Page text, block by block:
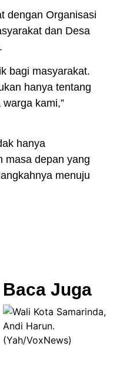
dengan Organisasi
dan Desa
bagi masyarakat.
hanya tentang
kami,”
hanya
masa depan yang
menuju
Baca Juga